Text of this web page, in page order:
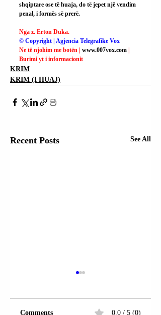
shqiptare ose të huaja, do të jepet një vendim
penal, i formës së prerë.
Nga z. Erton Duka.
© Copyright | Agjencia Telegrafike Vox
Ne të njohim me botën | www.007vox.com
Burimi yt i informacionit
KRIM
KRIM (I HUAJ)
Recent Posts See All
Comments 0.0 / 5 (0)